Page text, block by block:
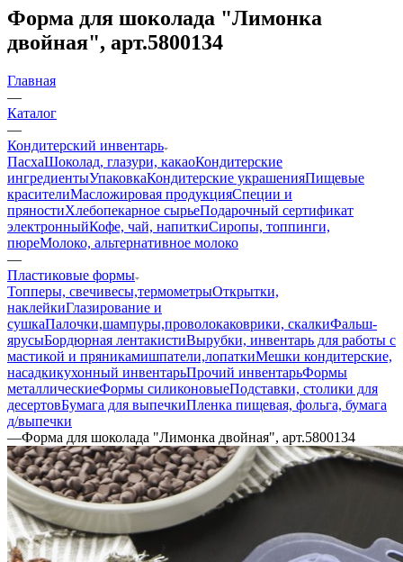
Форма для шоколада "Лимонка
двойная", арт.5800134
Главная
—
Каталог
—
Кондитерский инвентарь
ПасхаШоколад, глазури, какаоКондитерские
ингредиентыУпаковкаКондитерские украшенияПищевые
красителиМасложировая продукцияСпеции и
пряностиХлебопекарное сырьеПодарочный сертификат
электронныйКофе, чай, напиткиСиропы, топпинги,
пюреМолоко, альтернативное молоко
—
Пластиковые формы
Топперы, свечивесы,термометрыОткрытки,
наклейкиГлазирование и
сушкаПалочки,шампуры,проволокаковрики, скалкиФальш-
ярусыБордюрная лентакистиВырубки, инвентарь для работы с
мастикой и пряникамишпатели,лопаткиМешки кондитерские,
насадкикухонный инвентарьПрочий инвентарьФормы
металлическиеФормы силиконовыеПодставки, столики для
десертовБумага для выпечкиПленка пищевая, фольга, бумага
д/выпечки
—Форма для шоколада "Лимонка двойная", арт.5800134